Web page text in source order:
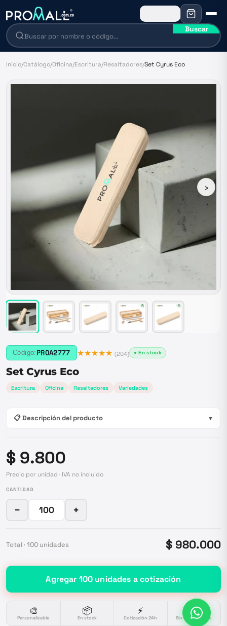
Buscar
Inicio/Catálogo/Oficina/Escritura/Resaltadores/Set Cyrus Eco
›
Código: PROA2777 ★★★★★ (204) ● En stock
Set Cyrus Eco
Escritura Oficina Resaltadores Variedades
📋 Descripción del producto ▼
$ 9.800
Precio por unidad · IVA no incluido
CANTIDAD
− +
Total · 100 unidades $ 980.000
Agregar 100 unidades a cotización
🎨
Personalizable
📦
En stock
⚡
Cotización 24h
🔒
Sin compromiso